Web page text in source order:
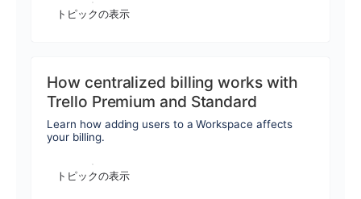
トピックの表示
How centralized billing works with
Trello Premium and Standard
Learn how adding users to a Workspace affects
your billing.
トピックの表示